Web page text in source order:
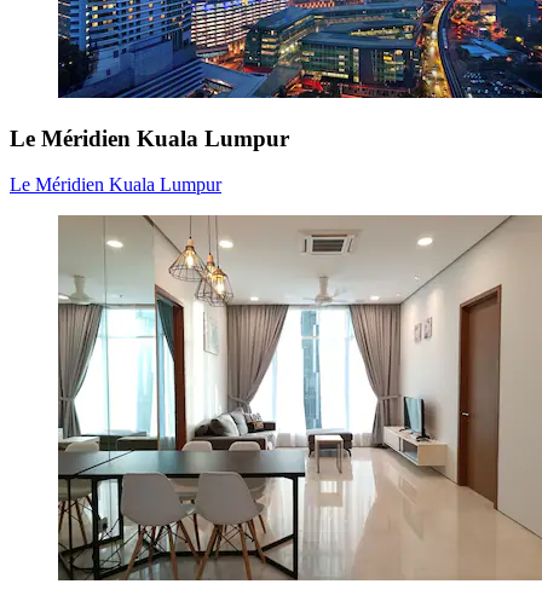
Le Méridien Kuala Lumpur
Le Méridien Kuala Lumpur